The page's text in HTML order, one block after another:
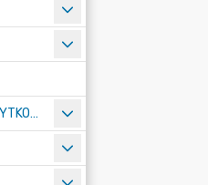
NIERUCHOMOŚCI I LOKALE UŻYTKOWE